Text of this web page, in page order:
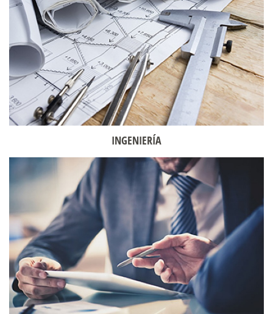
INGENIERÍA